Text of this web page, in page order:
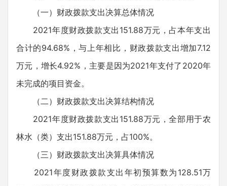
（一）财政拨款支出决算总体情况
2021年度财政拨款支出151.88万元，占本年支出
合计的94.68%，与上年相比，财政拨款支出增加7.12
万元，增长4.92%，主要是因为2021年支付了2020年
未完成的项目资金。
（二）财政拨款支出决算结构情况
2021年度财政拨款支出151.88万元，全部用于农
林水（类）支出151.88万元，占100%。
（三）财政拨款支出决算具体情况
2021年度财政拨款支出年初预算数为128.51万